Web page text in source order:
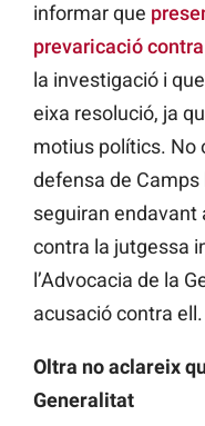
informar que
prevaricació
la investigació i
eixa resolució, ja
motius polítics. No
defensa de Camps
seguiran endavant
contra la jutgessa
l’Advocacia de la
acusació contra ell.
Oltra no aclareix
Generalitat